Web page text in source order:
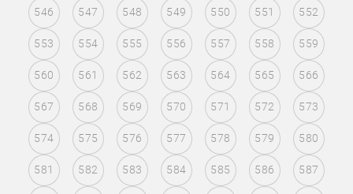
546 547 548 549 550 551 552
553 554 555 556 557 558 559
560 561 562 563 564 565 566
567 568 569 570 571 572 573
574 575 576 577 578 579 580
581 582 583 584 585 586 587